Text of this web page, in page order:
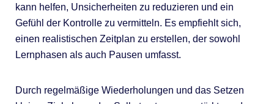
kann helfen, Unsicherheiten zu reduzieren und ein
Gefühl der Kontrolle zu vermitteln. Es empfiehlt sich,
einen realistischen Zeitplan zu erstellen, der sowohl
Lernphasen als auch Pausen umfasst.
Durch regelmäßige Wiederholungen und das Setzen